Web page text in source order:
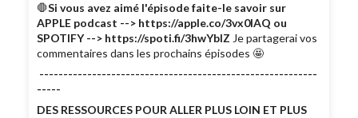
🛑Si vous avez aimé l'épisode faite-le savoir sur
APPLE podcast --> https://apple.co/3vx0lAQ ou
SPOTIFY --> https://spoti.fi/3hwYbIZ Je partagerai vos
commentaires dans les prochains épisodes 🤩
----------------------------------------------------------
-----
DES RESSOURCES POUR ALLER PLUS LOIN ET PLUS